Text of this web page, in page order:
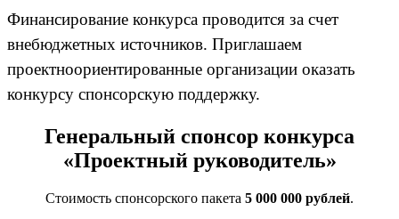
Финансирование конкурса проводится за счет
внебюджетных источников. Приглашаем
проектноориентированные организации оказать
конкурсу спонсорскую поддержку.
Генеральный спонсор конкурса
«Проектный руководитель»
Стоимость спонсорского пакета 5 000 000 рублей.